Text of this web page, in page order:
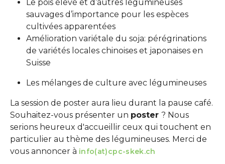
Le pois élevé et d’autres légumineuses
sauvages d’importance pour les espèces
cultivées apparentées
Amélioration variétale du soja: pérégrinations
de variétés locales chinoises et japonaises en
Suisse
Les mélanges de culture avec légumineuses
La session de poster aura lieu durant la pause café.
Souhaitez-vous présenter un poster ? Nous
serions heureux d'accueillir ceux qui touchent en
particulier au thème des légumineuses. Merci de
vous annoncer à info(at)cpc-skek.ch